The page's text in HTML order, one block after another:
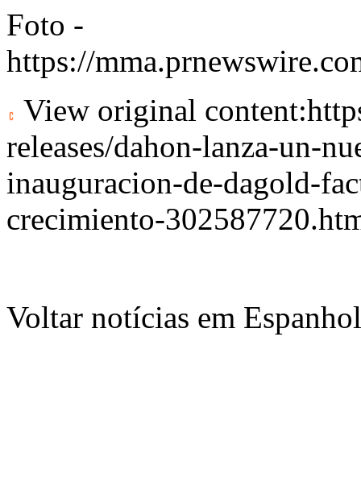
Foto -
https://
View original content:
releases/dahon-lanza-un-
inauguracion-de-dagold-
crecimiento-
Voltar notícias em Espanhol